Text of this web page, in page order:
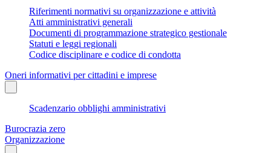
Riferimenti normativi su organizzazione e attività
Atti amministrativi generali
Documenti di programmazione strategico gestionale
Statuti e leggi regionali
Codice disciplinare e codice di condotta
Oneri informativi per cittadini e imprese
Scadenzario obblighi amministrativi
Burocrazia zero
Organizzazione